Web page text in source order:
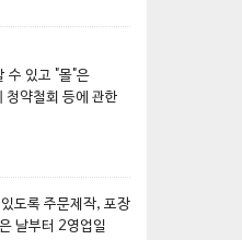
수 있고 "몰"은
청약철회 등에 관한
도록 주문제작, 포장
날부터 2영업일